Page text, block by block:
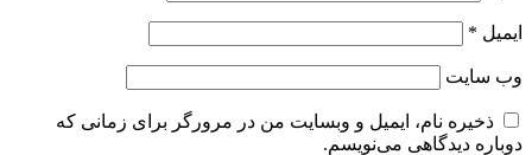
ایمیل *
وب‌ سایت
ذخیره نام، ایمیل و وبسایت من در مرورگر برای زمانی که
دوباره دیدگاهی می‌نویسم.